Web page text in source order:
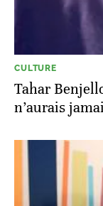
CULTURE
Tahar
n’aurais